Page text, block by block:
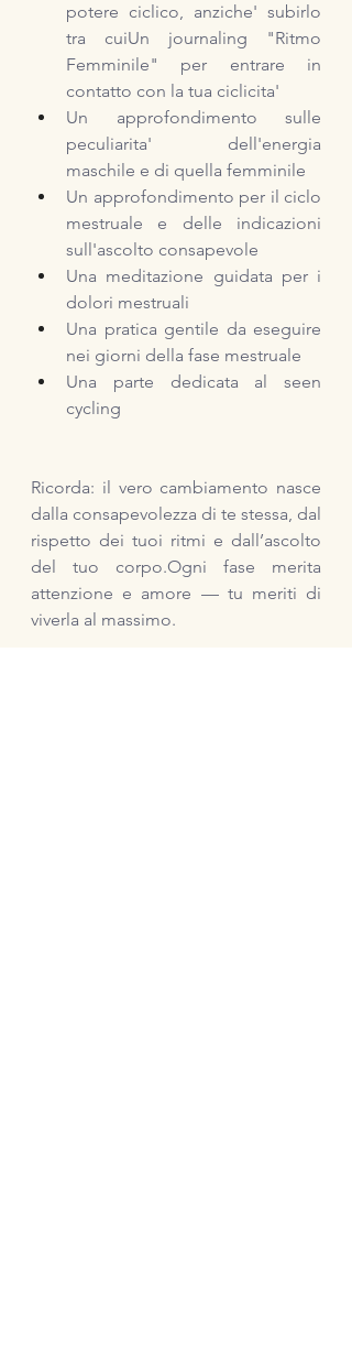
potere ciclico, anziche' subirlo
tra cuiUn journaling "Ritmo
Femminile" per entrare in
contatto con la tua ciclicita'
Un approfondimento sulle
peculiarita' dell'energia
maschile e di quella femminile
Un approfondimento per il ciclo
mestruale e delle indicazioni
sull'ascolto consapevole
Una meditazione guidata per i
dolori mestruali
Una pratica gentile da eseguire
nei giorni della fase mestruale
Una parte dedicata al seen
cycling
Ricorda: il vero cambiamento nasce
dalla consapevolezza di te stessa, dal
rispetto dei tuoi ritmi e dall’ascolto
del tuo corpo.Ogni fase merita
attenzione e amore — tu meriti di
viverla al massimo.